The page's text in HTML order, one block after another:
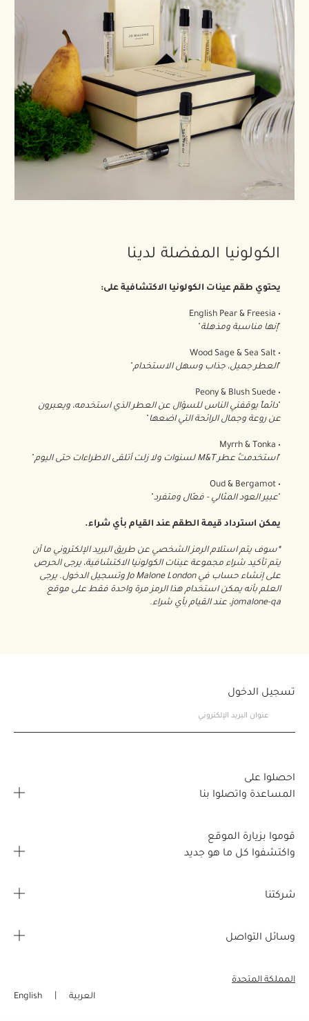
الكولونيا المفضلة لدينا
يحتوي طقم عينات الكولونيا الاكتشافية على:
• English Pear & Freesia
"إنها مناسبة ومذهلة"
• Wood Sage & Sea Salt
"العطر جميل، جذاب وسهل الاستخدام"
• Peony & Blush Suede
"دائماً يوقفني الناس للسؤال عن العطر الذي استخدمه، ويعبرون
عن روعة وجمال الرائحة التي اضعها"
• Myrrh & Tonka
"استخدمتُ عطر M&T لسنوات ولا زلت أتلقى الاطراءات حتى اليوم "
• Oud & Bergamot
"عبير العود المثالي - فعّال ومتفرد"
يمكن استرداد قيمة الطقم عند القيام بأي شراء.
*سوف يتم استلام الرمز الشخصي عن طريق البريد الإلكتروني ما أن
يتم تأكيد شراء مجموعة عينات الكولونيا الاكتشافية، يرجى الحرص
على إنشاء حساب في Jo Malone London وتسجيل الدخول. يرجى
العلم بأنه يمكن استخدام هذا الرمز مرة واحدة فقط على موقع
jomalone-qa، عند القيام بأي شراء.
تسجيل الدخول
احصلوا على
المساعدة واتصلوا بنا
اتصلوا بنا
تفاصيل الشحن
الاسترجاع واسترداد المبالغ
قوموا بزيارة الموقع
واكتشفوا كل ما هو جديد
مزايا مجانية
شركتنا
وسائل التواصل
المملكة المتحدة
العربية
English